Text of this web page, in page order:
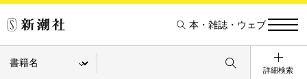
本・雑誌・ウェブ
詳細検索